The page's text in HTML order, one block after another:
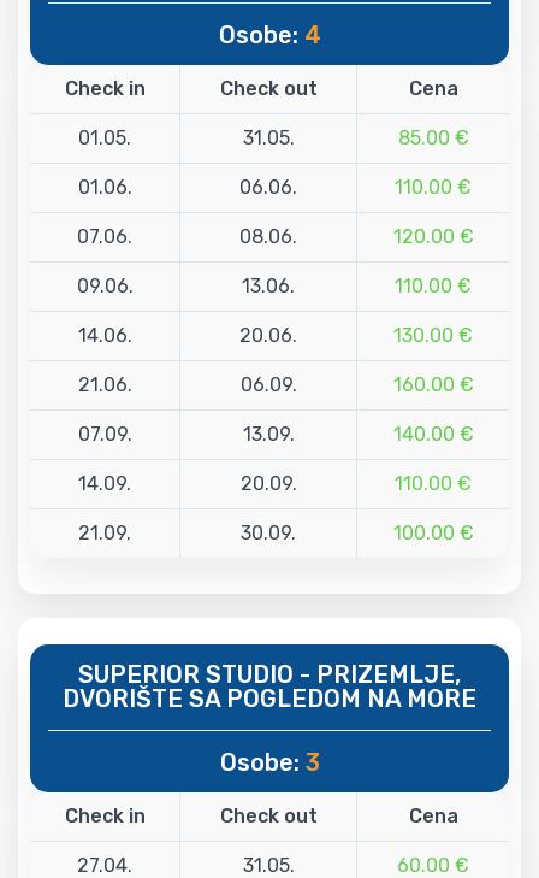
Osobe: 4
Check in Check out Cena
01.05. 31.05. 85.00 €
01.06. 06.06. 110.00 €
07.06. 08.06. 120.00 €
09.06. 13.06. 110.00 €
14.06. 20.06. 130.00 €
21.06. 06.09. 160.00 €
07.09. 13.09. 140.00 €
14.09. 20.09. 110.00 €
21.09. 30.09. 100.00 €
SUPERIOR STUDIO - PRIZEMLJE,
DVORIŠTE SA POGLEDOM NA MORE
Osobe: 3
Check in Check out Cena
27.04. 31.05. 60.00 €